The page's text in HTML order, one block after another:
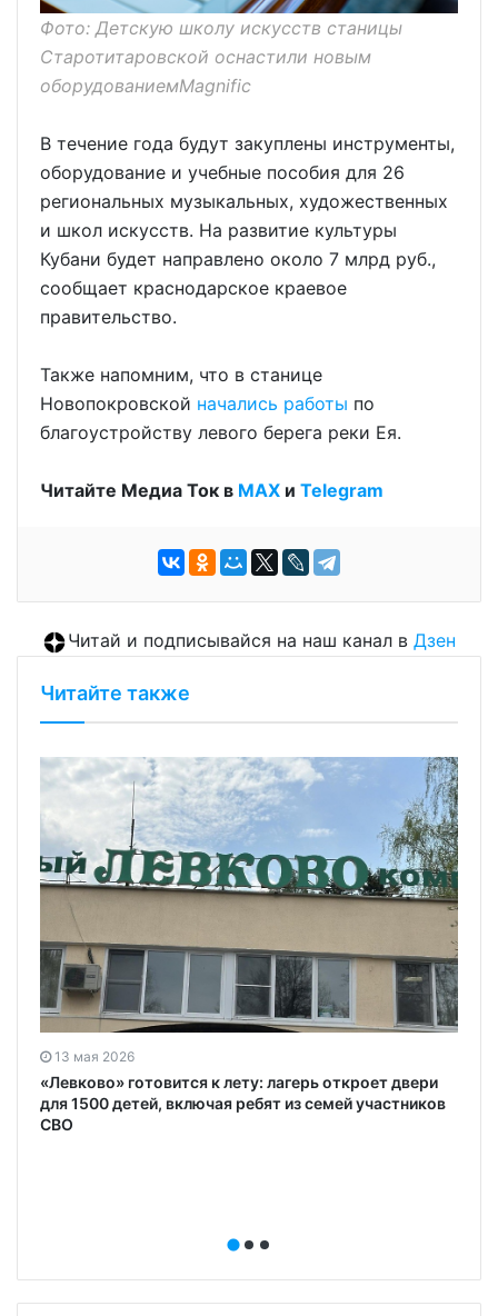
Фото: Детскую школу искусств станицы
Старотитаровской оснастили новым
оборудованиемMagnific
В течение года будут закуплены инструменты,
оборудование и учебные пособия для 26
региональных музыкальных, художественных
и школ искусств. На развитие культуры
Кубани будет направлено около 7 млрд руб.,
сообщает краснодарское краевое
правительство.
Также напомним, что в станице
Новопокровской начались работы по
благоустройству левого берега реки Ея.
Читайте Медиа Ток в МАХ и Telegram
Читай и подписывайся на наш канал в Дзен
Читайте также
13 мая 2026
«Левково» готовится к лету: лагерь откроет двери
для 1500 детей, включая ребят из семей участников
СВО